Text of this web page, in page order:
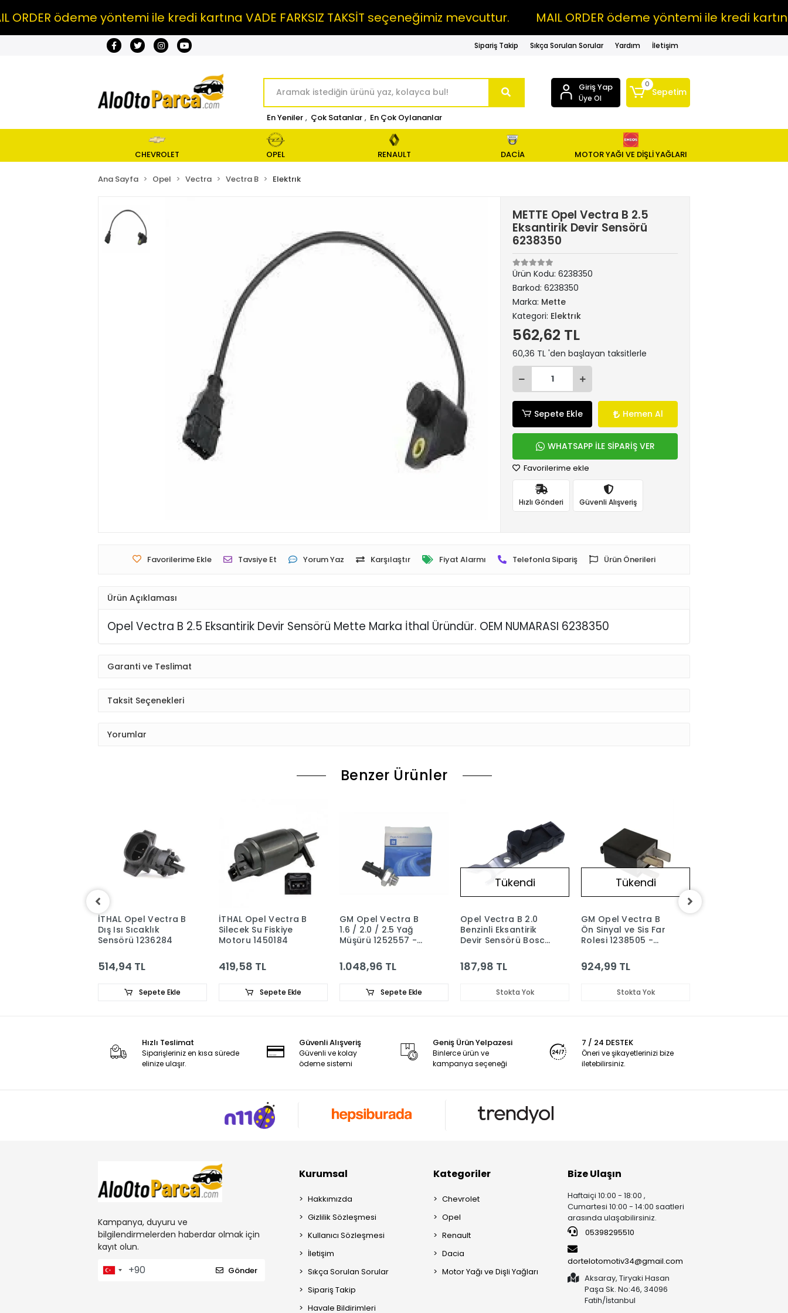
ödeme yöntemi ile kredi kartına VADE FARKSIZ TAKSİT seçeneğimiz mevcuttur. MAIL ORDER ödeme yöntemi ile kredi kartına
Sipariş Takip Sıkça Sorulan Sorular Yardım İletişim
En Yeniler , Çok Satanlar , En Çok Oylananlar
Giriş Yap
Üye Ol
0
Sepetim
CHEVROLET OPEL RENAULT DACİA MOTOR YAĞI VE DİŞLİ YAĞLARI
Ana Sayfa Opel Vectra Vectra B Elektrık
METTE Opel Vectra B 2.5
Eksantirik Devir Sensörü
6238350
Ürün Kodu:6238350
Barkod:6238350
Marka: Mette
Kategori: Elektrık
562,62 TL
60,36 TL 'den başlayan taksitlerle
Sepete Ekle Hemen Al
WHATSAPP İLE SİPARİŞ VER
Favorilerime ekle
Hızlı Gönderi Güvenli Alışveriş
Favorilerime Ekle Tavsiye Et Yorum Yaz Karşılaştır Fiyat Alarmı Telefonla Sipariş Ürün Önerileri
Ürün Açıklaması
Opel Vectra B 2.5 Eksantirik Devir Sensörü Mette Marka İthal Üründür. OEM NUMARASI 6238350
Garanti ve Teslimat
Taksit Seçenekleri
Yorumlar
Benzer Ürünler
İTHAL Opel Vectra B
Dış Isı Sıcaklık
Sensörü 1236284
514,94 TL
Sepete Ekle
İTHAL Opel Vectra B
Silecek Su Fiskiye
Motoru 1450184
419,58 TL
Sepete Ekle
GM Opel Vectra B
1.6 / 2.0 / 2.5 Yağ
Müşürü 1252557 -
55354378
1.048,96 TL
Sepete Ekle
Tükendi
Opel Vectra B 2.0
Benzinli Eksantirik
Devir Sensörü Bosch
187,98 TL
Stokta Yok
Tükendi
GM Opel Vectra B
Ön Sinyal ve Sis Far
Rolesi 1238505 -
924,99 TL
Stokta Yok
Hızlı Teslimat
Siparişleriniz en kısa sürede
elinize ulaşır.
Güvenli Alışveriş
Güvenli ve kolay
ödeme sistemi
Geniş Ürün Yelpazesi
Binlerce ürün ve
kampanya seçeneği
7 / 24 DESTEK
Öneri ve şikayetlerinizi bize
iletebilirsiniz.
Kampanya, duyuru ve
bilgilendirmelerden haberdar olmak için
kayıt olun.
Gönder
Kurumsal
Hakkımızda
Gizlilik Sözleşmesi
Kullanıcı Sözleşmesi
İletişim
Sıkça Sorulan Sorular
Sipariş Takip
Havale Bildirimleri
Kategoriler
Chevrolet
Opel
Renault
Dacia
Motor Yağı ve Dişli Yağları
Bize Ulaşın
Haftaiçi 10:00 - 18:00 ,
Cumartesi 10:00 - 14:00 saatleri
arasında ulaşabilirsiniz.
05398295510
dortelotomotiv34@gmail.com
Aksaray, Tiryaki Hasan
Paşa Sk. No:46, 34096
Fatih/İstanbul